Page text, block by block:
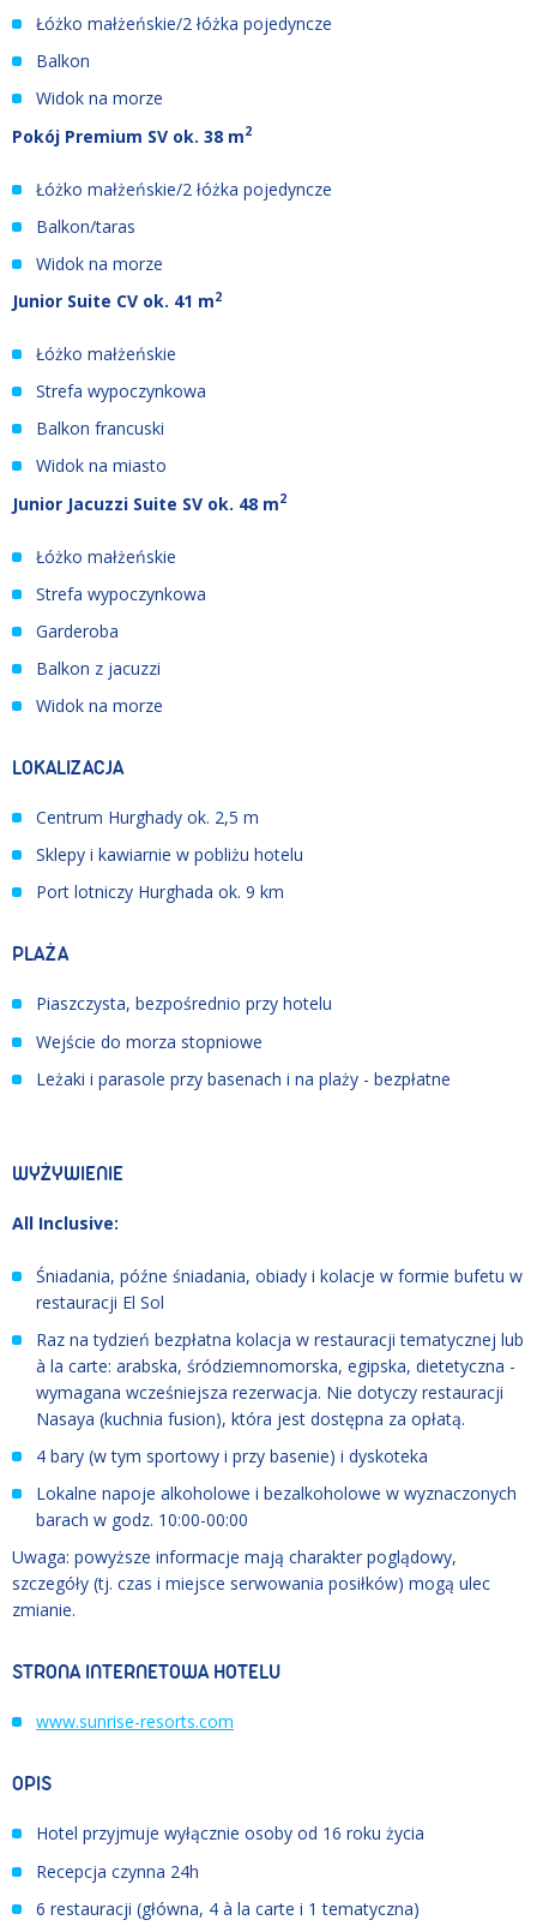
Łóżko małżeńskie/2 łóżka pojedyncze
Balkon
Widok na morze
Pokój Premium SV ok. 38 m2
Łóżko małżeńskie/2 łóżka pojedyncze
Balkon/taras
Widok na morze
Junior Suite CV ok. 41 m2
Łóżko małżeńskie
Strefa wypoczynkowa
Balkon francuski
Widok na miasto
Junior Jacuzzi Suite SV ok. 48 m2
Łóżko małżeńskie
Strefa wypoczynkowa
Garderoba
Balkon z jacuzzi
Widok na morze
LOKALIZACJA
Centrum Hurghady ok. 2,5 m
Sklepy i kawiarnie w pobliżu hotelu
Port lotniczy Hurghada ok. 9 km
PLAŻA
Piaszczysta, bezpośrednio przy hotelu
Wejście do morza stopniowe
Leżaki i parasole przy basenach i na plaży - bezpłatne
WYŻYWIENIE
All Inclusive:
Śniadania, późne śniadania, obiady i kolacje w formie bufetu w
restauracji El Sol
Raz na tydzień bezpłatna kolacja w restauracji tematycznej lub
à la carte: arabska, śródziemnomorska, egipska, dietetyczna -
wymagana wcześniejsza rezerwacja. Nie dotyczy restauracji
Nasaya (kuchnia fusion), która jest dostępna za opłatą.
4 bary (w tym sportowy i przy basenie) i dyskoteka
Lokalne napoje alkoholowe i bezalkoholowe w wyznaczonych
barach w godz. 10:00-00:00
Uwaga: powyższe informacje mają charakter poglądowy,
szczegóły (tj. czas i miejsce serwowania posiłków) mogą ulec
zmianie.
STRONA INTERNETOWA HOTELU
www.sunrise-resorts.com
OPIS
Hotel przyjmuje wyłącznie osoby od 16 roku życia
Recepcja czynna 24h
6 restauracji (główna, 4 à la carte i 1 tematyczna)